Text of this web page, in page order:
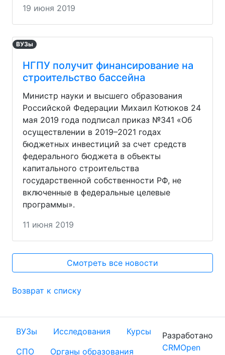
19 июня 2019
ВУЗы
НГПУ получит финансирование на
строительство бассейна
Министр науки и высшего образования
Российской Федерации Михаил Котюков 24
мая 2019 года подписал приказ №341 «Об
осуществлении в 2019–2021 годах
бюджетных инвестиций за счет средств
федерального бюджета в объекты
капитального строительства
государственной собственности РФ, не
включенные в федеральные целевые
программы».
11 июня 2019
Смотреть все новости
Возврат к списку
ВУЗы Исследования
Курсы
СПО
Органы образования
Разработано
CRMOpen